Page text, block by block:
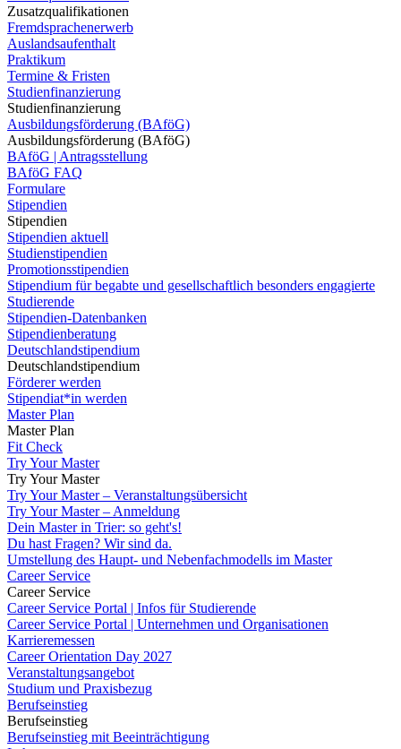
Zusatzqualifikationen
Fremdsprachenerwerb
Auslandsaufenthalt
Praktikum
Termine & Fristen
Studienfinanzierung
Studienfinanzierung
Ausbildungsförderung (BAföG)
Ausbildungsförderung (BAföG)
BAföG | Antragsstellung
BAföG FAQ
Formulare
Stipendien
Stipendien
Stipendien aktuell
Studienstipendien
Promotionsstipendien
Stipendium für begabte und gesellschaftlich besonders engagierte
Studierende
Stipendien-Datenbanken
Stipendienberatung
Deutschlandstipendium
Deutschlandstipendium
Förderer werden
Stipendiat*in werden
Master Plan
Master Plan
Fit Check
Try Your Master
Try Your Master
Try Your Master – Veranstaltungsübersicht
Try Your Master – Anmeldung
Dein Master in Trier: so geht's!
Du hast Fragen? Wir sind da.
Umstellung des Haupt- und Nebenfachmodells im Master
Career Service
Career Service
Career Service Portal | Infos für Studierende
Career Service Portal | Unternehmen und Organisationen
Karrieremessen
Career Orientation Day 2027
Veranstaltungsangebot
Studium und Praxisbezug
Berufseinstieg
Berufseinstieg
Berufseinstieg mit Beeinträchtigung